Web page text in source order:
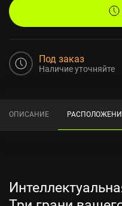
Под заказ
Наличие уточняйте
ОПИСАНИЕ